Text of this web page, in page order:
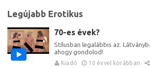
Legújabb Erotikus
70-es évek?
Stílusban legalábbis az.
ahogy gondolod!
Kiadó 10 évvel korábban